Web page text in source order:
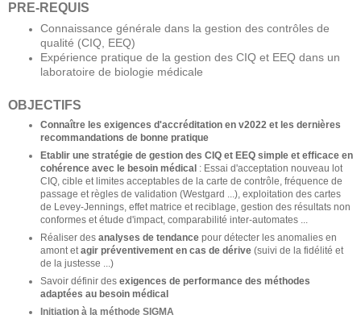
PRE-­REQUIS
Connaissance générale dans la gestion des contrôles de
qualité (CIQ, EEQ)
Expérience pratique de la gestion des CIQ et EEQ dans un
laboratoire de biologie médicale
OBJECTIFS
Connaître les exigences d'accréditation en v2022 et les dernières
recommandations de bonne pratique
Etablir une stratégie de gestion des CIQ et EEQ simple et efficace en
cohérence avec le besoin médical : Essai d'acceptation nouveau lot
CIQ, cible et limites acceptables de la carte de contrôle, fréquence de
passage et règles de validation (Westgard ...), exploitation des cartes
de Levey-Jennings, effet matrice et reciblage, gestion des résultats non
conformes et étude d'impact, comparabilité inter-automates ...
Réaliser des analyses de tendance pour détecter les anomalies en
amont etagir préventivement en cas de dérive (suivi de la fidélité et
de la justesse ...)
Savoir définir des exigences de performance des méthodes
adaptées au besoin médical
Initiation à la méthode SIGMA